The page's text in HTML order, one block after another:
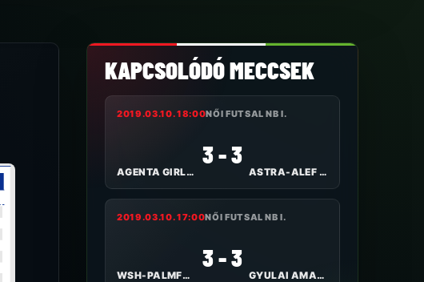
KAPCSOLÓDÓ MECCSEK
2019.03.10. 18:00NŐI FUTSAL NB I.
AGENTA GIRLS SZEKSZÁRD FC
3 - 3
ASTRA-ALEF KKFHÁZI BULLS
2019.03.10. 17:00NŐI FUTSAL NB I.
WSH-PALMFOOD TOLNA-MÖZS
3 - 3
GYULAI AMAZONOK